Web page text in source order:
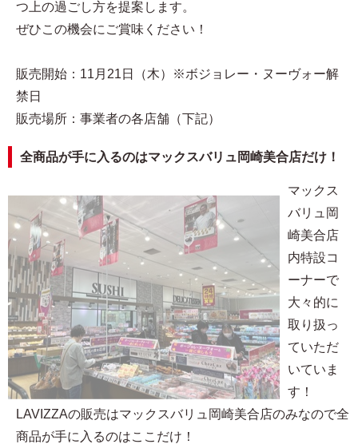
つ上の過ごし方を提案します。
ぜひこの機会にご賞味ください！
販売開始：11月21日（木）※ボジョレー・ヌーヴォー解
禁日
販売場所：事業者の各店舗（下記）
全商品が手に入るのはマックスバリュ岡崎美合店だけ！
マックス
バリュ岡
崎美合店
内特設コ
ーナーで
大々的に
取り扱っ
ていただ
いていま
す！
LAVIZZAの販売はマックスバリュ岡崎美合店のみなので全
商品が手に入るのはここだけ！